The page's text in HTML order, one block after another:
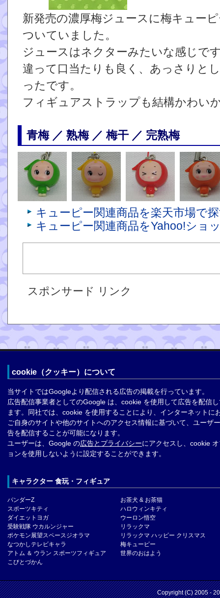
新発売の濃厚梅ジュースに梅キュー
ついていました。
ジュースはネクターみたいな感じで
違って口当たりも良く、あっさりと
ったです。
フィギュアストラップも結構かわい
青梅 ／ 熟梅 ／ 梅干 ／ 完熟梅
キューピー関連商品を楽天市場で
キューピー関連商品をYahoo!ショ
スポンサード リンク
cookie（クッキー）について
当サイトではGoogleより配信される広告の掲載を行っています。
広告配信事業者としてのGoogle は、cookie を使用して広告を配信
ます。同社では、cookie を使用することにより、インターネットに
ご自身のサイトや他のサイトへのアクセス情報に基づいて、ユーザ
告を配信することが可能になります。
ユーザーは、Google の広告とプライバシーにアクセスし、cookie
ョンを使用しないように設定することができます。
キャラクター 食玩・フィギュア
パンダーZ
お茶犬 & お茶猫
スポーツキティ
ハロウィンキティ
ダイエットヨガ
ウーロン悟空
受験戦隊 ウカルンジャー
リラックマ
ポケモン展望スペースジオラマ
リラックマ ハッピー クリスマス
なつかしテレビキャラ
梅キューピー
アトム ＆ ウラン スポーツフィギュア
世界のおはよう
こびとづかん
Copyright (C) 2005 -